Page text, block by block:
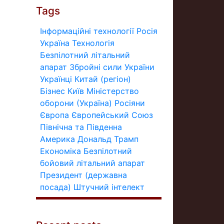
Tags
Інформаційні технології Росія
Україна Технологія
Безпілотний літальний
апарат Збройні сили України
Українці Китай (регіон)
Бізнес Київ Міністерство
оборони (Україна) Росіяни
Європа Європейський Союз
Північна та Південна
Америка Дональд Трамп
Економіка Безпілотний
бойовий літальний апарат
Президент (державна
посада) Штучний інтелект